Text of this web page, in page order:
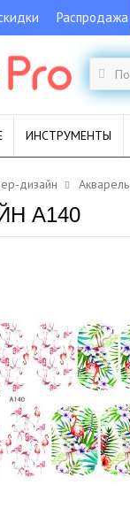
Распродажа
ИНСТРУМЕНТЫ
дизайн Акварель
A140